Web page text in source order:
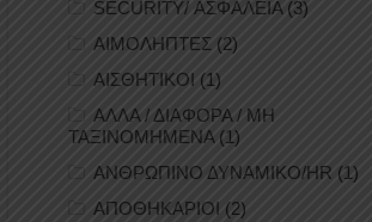
SECURITY/ ΑΣΦΑΛΕΙΑ(3)
ΑΙΜΟΛΗΠΤΕΣ (2)
ΑΙΣΘΗΤΙΚΟΙ (1)
ΑΛΛΑ / ΔΙΑΦΟΡΑ / ΜΗ
ΤΑΞΙΝΟΜΗΜΕΝΑ(1)
ΑΝΘΡΩΠΙΝΟ ΔΥΝΑΜΙΚΟ/HR (1)
ΑΠΟΘΗΚΑΡΙΟΙ (2)